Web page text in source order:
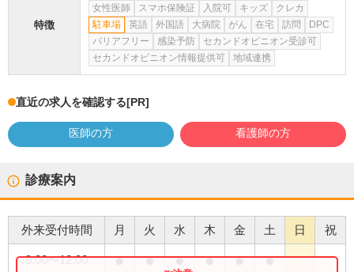
特徴
女性医師
スマホ保険証 入院可 キッズ
クレカ
駐車場
英語 外国語 大病院 がん 在宅 訪問
DPC
バリアフリー
感染予防
セカンドオピニオン受診可
セカンドオピニオン情報提供可
地域連携
直近の求人を確認する[PR]
医師の方 看護師の方
診療案内
外来受付時間 月 火 水 木 金 土 日 祝
9:00〜12:00 ● ● ● ● ● ●